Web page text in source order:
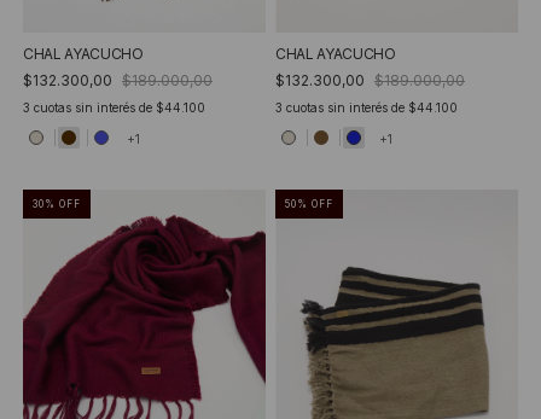
CHAL AYACUCHO
$132.300,00 $189.000,00
3 cuotas sin interés de $44.100
+1
CHAL AYACUCHO
$132.300,00 $189.000,00
3 cuotas sin interés de $44.100
+1
30 % OFF 50 % OFF